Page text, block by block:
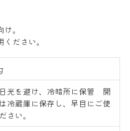
。
ださい。
光を避け、冷暗所に保管 開
冷蔵庫に保存し、早目にご使
さい。